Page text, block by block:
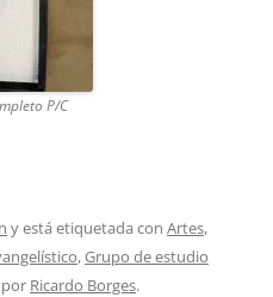
P/C
y está etiquetada con Artes,
,Grupo de estudio
Ricardo Borges.